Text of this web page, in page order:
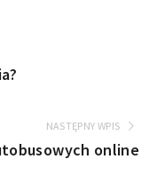
NASTĘPNY WPIS
online